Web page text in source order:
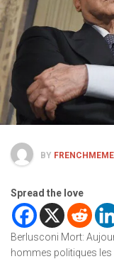
BY FRENCHMEME
Spread the love
Berlusconi Mort:
hommes politiques